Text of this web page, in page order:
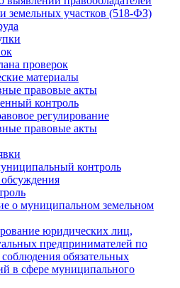
земельных участков (518-ФЗ)
проверок
материалы
правовые акты
контроль
регулирование
правовые акты
контроль
о муниципальном земельном
юридических лиц,
предпринимателей по
обязательных
в сфере муниципального